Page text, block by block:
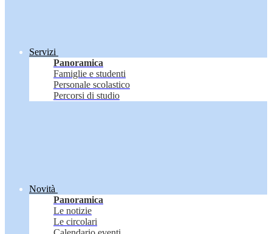
Servizi
Panoramica
Famiglie e studenti
Personale scolastico
Percorsi di studio
Novità
Panoramica
Le notizie
Le circolari